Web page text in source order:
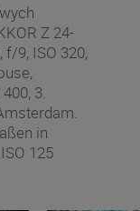
Z 24-
9, ISO 320,
3.
in
125